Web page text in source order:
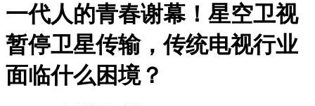
一代人的青春谢幕！星空卫视
暂停卫星传输，传统电视行业
面临什么困境？